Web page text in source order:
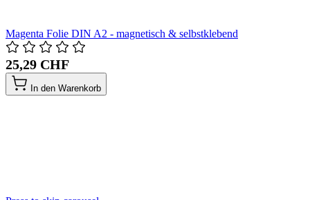
Magenta Folie DIN A2 - magnetisch & selbstklebend
25,29 CHF
In den Warenkorb